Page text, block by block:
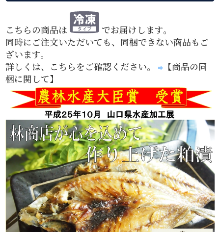
こちらの商品は
でお届けします。
同時にご注文いただいても、同梱できない商品もご
ざいます。
詳しくは、こちらをご確認ください。
【商品の同
梱に関して】